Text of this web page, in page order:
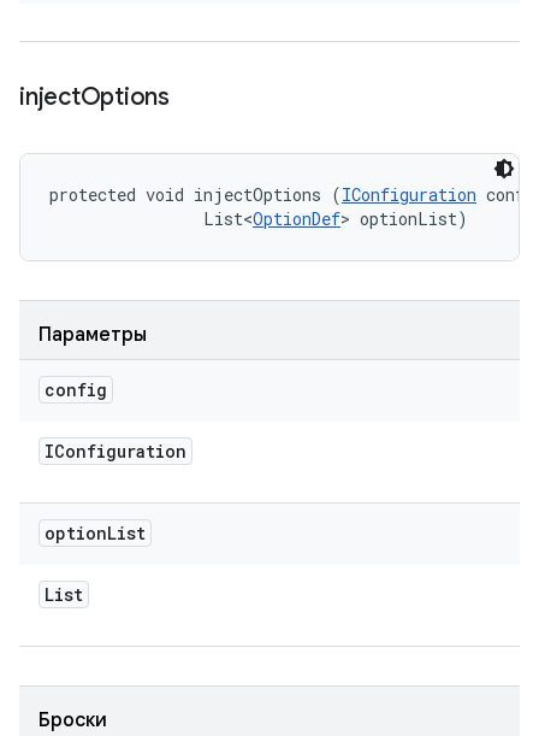
injectOptions
protected void injectOptions (IConfiguration
                List<
OptionDef> optionList)
Параметры
config
IConfiguration
optionList
List
Броски